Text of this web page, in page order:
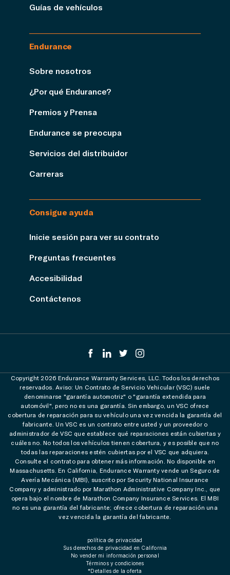
Guías de vehículos
Endurance
Sobre nosotros
¿Por qué Endurance?
Premios y Prensa
Endurance se preocupa
Servicios del distribuidor
Carreras
Consigue ayuda
Inicie sesión para ver su contrato
Preguntas frecuentes
Accesibilidad
Contáctenos
Copyright 2026 Endurance Warranty Services, LLC. Todos los derechos
reservados. Aviso: Un Contrato de Servicio Vehicular (VSC) suele
denominarse "garantía automotriz" o "garantía extendida para
automóvil", pero no es una garantía. Sin embargo, un VSC ofrece
cobertura de reparación para su vehículo una vez vencida la garantía del
fabricante. Un VSC es un contrato entre usted y un proveedor o
administrador de VSC que establece qué reparaciones están cubiertas y
cuáles no. No todos los vehículos tienen cobertura, y es posible que no
todas las reparaciones estén cubiertas por el VSC que adquiera.
Consulte el contrato para obtener más información. No disponible en
Massachusetts. En California, Endurance Warranty vende un Seguro de
Avería Mecánica (MBI), suscrito por Security National Insurance
Company y administrado por Marathon Administrative Company Inc., que
opera bajo el nombre de Marathon Company Insurance Services. El MBI
no es una garantía del fabricante; ofrece cobertura de reparación una
vez vencida la garantía del fabricante.
política de privacidad
Sus derechos de privacidad en California
No vender mi información personal
Términos y condiciones
*Detalles de la oferta